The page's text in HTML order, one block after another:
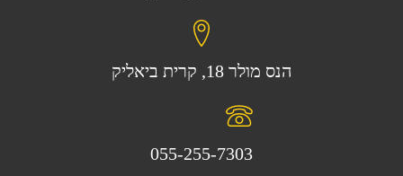
הנס מולר 18, קרית ביאליק
055-255-7303